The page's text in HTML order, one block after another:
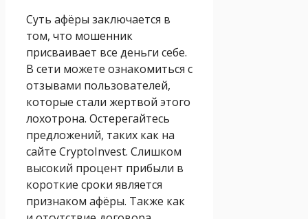
Суть афёры заключается в
том, что мошенник
присваивает все деньги себе.
В сети можете ознакомиться с
отзывами пользователей,
которые стали жертвой этого
лохотрона. Остерегайтесь
предложений, таких как на
сайте CryptoInvest. Слишком
высокий процент прибыли в
короткие сроки является
признаком афёры. Также как